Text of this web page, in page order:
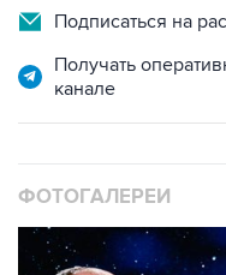
Получать
канале